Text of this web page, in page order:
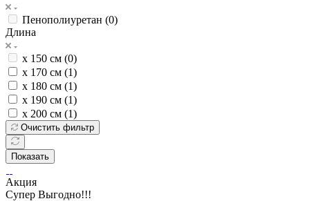
Пенополиуретан (0)
Длина
х 150 см (0)
х 170 см (1)
х 180 см (1)
х 190 см (1)
х 200 см (1)
Очистить фильтр
Показать
Акция
Супер Выгодно!!!